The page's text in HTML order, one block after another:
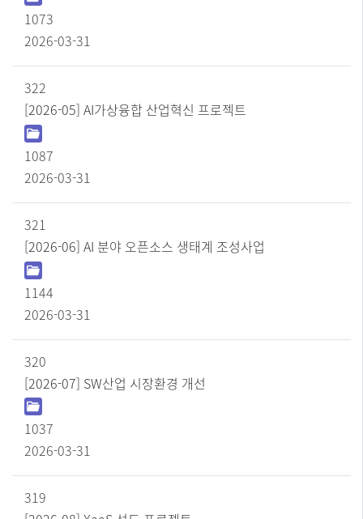
1073
2026-03-31
322
[2026-05] AI가상융합 산업혁신 프로젝트
1087
2026-03-31
321
[2026-06] AI 분야 오픈소스 생태계 조성사업
1144
2026-03-31
320
[2026-07] SW산업 시장환경 개선
1037
2026-03-31
319